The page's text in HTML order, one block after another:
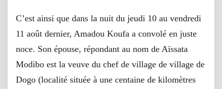
C’est ainsi que dans la nuit du jeudi 10 au vendredi
11 août dernier, Amadou Koufa a convolé en juste
noce. Son épouse, répondant au nom de Aïssata
Modibo est la veuve du chef de village de village de
Dogo (localité située à une centaine de kilomètres